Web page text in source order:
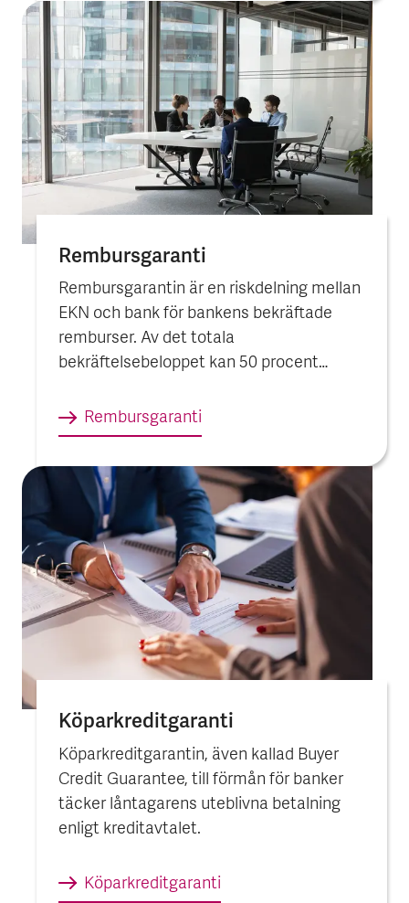
Rembursgaranti
Rembursgarantin är en riskdelning mellan
EKN och bank för bankens bekräftade
remburser. Av det totala
bekräftelsebeloppet kan 50 procent
Rembursgaranti
Köpar­kredit­garanti
Köparkreditgarantin, även kallad Buyer
Credit Guarantee, till förmån för banker
täcker låntagarens uteblivna betalning
enligt kreditavtalet.
Köpar­kredit­garanti